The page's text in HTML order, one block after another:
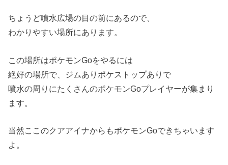
ちょうど噴水広場の目の前にあるので、
わかりやすい場所にあります。
この場所はポケモンGoをやるには
絶好の場所で、ジムありポケストップありで
噴水の周りにたくさんのポケモンGoプレイヤーが集まり
ます。
当然ここのクアアイナからもポケモンGoできちゃいます
よ。